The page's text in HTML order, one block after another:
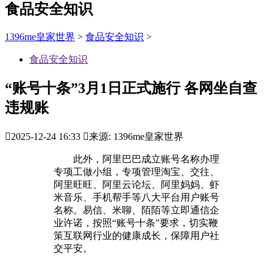
食品安全知识
1396me皇家世界 > 食品安全知识 >
食品安全知识
“账号十条”3月1日正式施行 各网坐自查
违规账
2025-12-24 16:33 来源: 1396me皇家世界
此外，阿里巴巴成立账号名称办理
专项工做小组，专项管理淘宝、交往、
阿里旺旺、阿里云论坛、阿里妈妈、虾
米音乐、手机帮手等八大平台用户账号
名称。易信、米聊、陌陌等立即通信企
业许诺，按照“账号十条”要求，切实鞭
策互联网行业的健康成长，保障用户社
交平安。